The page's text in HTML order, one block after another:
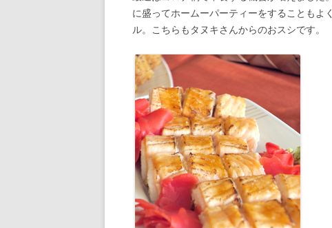
に盛ってホームーパーティーをすることもよ
ル。こちらもタヌキさんからのおスシです。